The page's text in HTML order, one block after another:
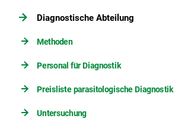
Diagnostische Abteilung
Methoden
Personal für Diagnostik
Preisliste parasitologische Diagnostik
Untersuchung